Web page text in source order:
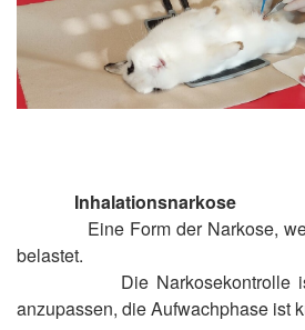
Inhalationsnarkose
Eine Form der Narkose,
belastet.
Die Narkosekontrolle ist
anzupassen, die Aufwachphase ist